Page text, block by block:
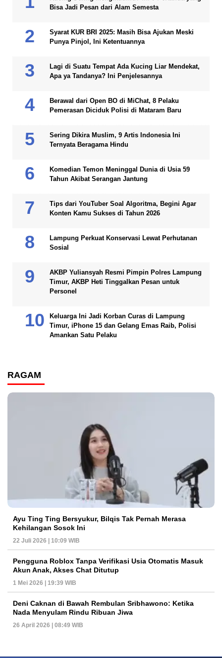
Bisa Jadi Pesan dari Alam Semesta
Syarat KUR BRI 2025: Masih Bisa Ajukan Meski
Punya Pinjol, Ini Ketentuannya
Lagi di Suatu Tempat Ada Kucing Liar Mendekat,
Apa ya Tandanya? Ini Penjelesannya
Berawal dari Open BO di MiChat, 8 Pelaku
Pemerasan Diciduk Polisi di Mataram Baru
Sering Dikira Muslim, 9 Artis Indonesia Ini
Ternyata Beragama Hindu
Komedian Temon Meninggal Dunia di Usia 59
Tahun Akibat Serangan Jantung
Tips dari YouTuber Soal Algoritma, Begini Agar
Konten Kamu Sukses di Tahun 2026
Lampung Perkuat Konservasi Lewat Perhutanan
Sosial
AKBP Yuliansyah Resmi Pimpin Polres Lampung
Timur, AKBP Heti Tinggalkan Pesan untuk
Personel
Keluarga Ini Jadi Korban Curas di Lampung
Timur, iPhone 15 dan Gelang Emas Raib, Polisi
Amankan Satu Pelaku
RAGAM
Ayu Ting Ting Bersyukur, Bilqis Tak Pernah Merasa
Kehilangan Sosok Ini
22 Juli 2026 | 10:09 WIB
Pengguna Roblox Tanpa Verifikasi Usia Otomatis Masuk
Akun Anak, Akses Chat Ditutup
1 Mei 2026 | 19:39 WIB
Deni Caknan di Bawah Rembulan Sribhawono: Ketika
Nada Menyulam Rindu Ribuan Jiwa
26 April 2026 | 08:49 WIB